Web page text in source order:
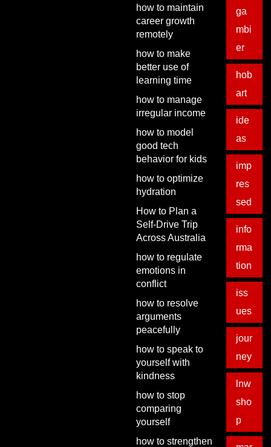
how to maintain
career growth
remotely
how to make
better use of
learning time
how to manage
irregular income
how to model
good tech
behavior for kids
how to optimize
hydration
How to Plan a
Self-Drive Trip
Across Australia
how to regulate
emotions in
conflict
how to resolve
arguments
peacefully
how to speak to
yourself with
kindness
how to stop
comparing
yourself
how to strengthen
ga
mbi
er
hob
art
ide
as
imp
res
sed
info
rma
tion
iss
ues
jour
ney
lnw
sho
p